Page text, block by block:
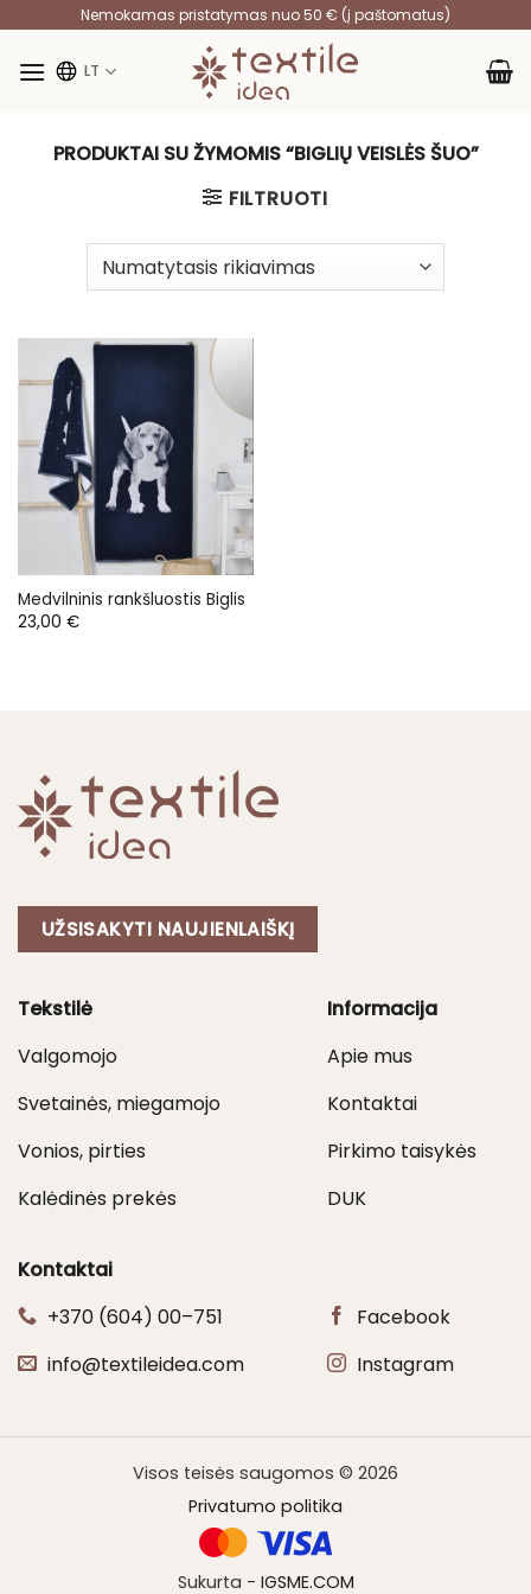
content
Nemokamas pristatymas nuo 50 € (į paštomatus)
LT
PRODUKTAI SU ŽYMOMIS “BIGLIŲ VEISLĖS ŠUO”
FILTRUOTI
Medvilninis rankšluostis Biglis
23,00 €
UŽSISAKYTI NAUJIENLAIŠKĮ
Tekstilė
Valgomojo
Svetainės, miegamojo
Vonios, pirties
Kalėdinės prekės
Informacija
Apie mus
Kontaktai
Pirkimo taisykės
DUK
Kontaktai
+370 (604) 00–751
info@textileidea.com
Facebook
Instagram
Visos teisės saugomos © 2026
Privatumo politika
Sukurta - IGSME.COM